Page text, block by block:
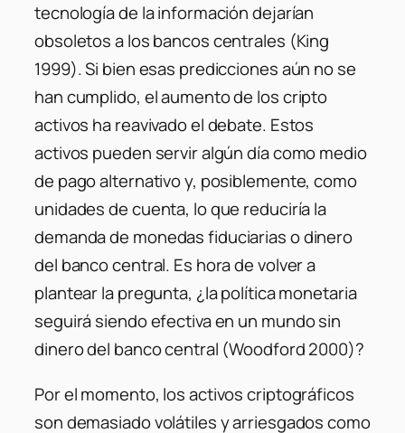
tecnología de la información dejarían
obsoletos a los bancos centrales (King
1999). Si bien esas predicciones aún no se
han cumplido, el aumento de los cripto
activos ha reavivado el debate. Estos
activos pueden servir algún día como medio
de pago alternativo y, posiblemente, como
unidades de cuenta, lo que reduciría la
demanda de monedas fiduciarias o dinero
del banco central. Es hora de volver a
plantear la pregunta, ¿la política monetaria
seguirá siendo efectiva en un mundo sin
dinero del banco central (Woodford 2000)?
Por el momento, los activos criptográficos
son demasiado volátiles y arriesgados como